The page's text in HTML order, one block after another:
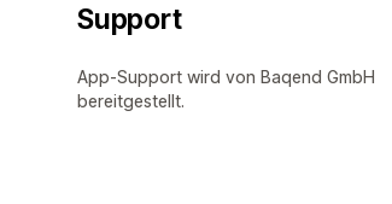
Support
App-Support wird von Baqend GmbH
bereitgestellt.